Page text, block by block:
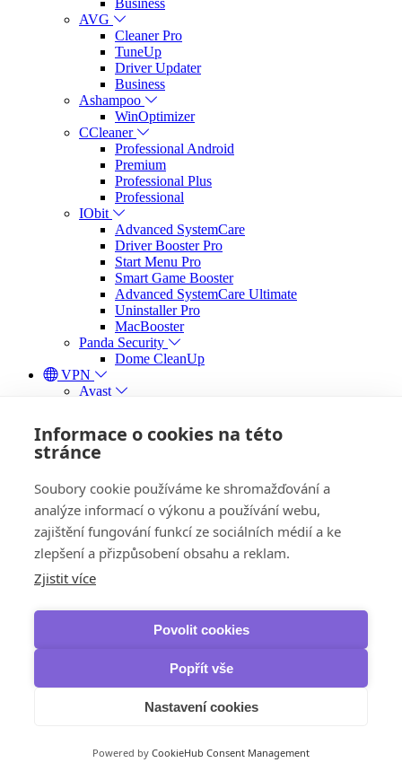
AVG
Cleaner Pro
TuneUp
Driver Updater
Business
Ashampoo
WinOptimizer
CCleaner
Professional Android
Premium
Professional Plus
Professional
IObit
Advanced SystemCare
Driver Booster Pro
Start Menu Pro
Smart Game Booster
Advanced SystemCare Ultimate
Uninstaller Pro
MacBooster
Panda Security
Dome CleanUp
VPN
Avast
AVG
Premium VPN
F-Secure
Freedome VPN
VPN
Kaspersky
McAfee
VPN Plus
Dome VPN
iTop VPN & iTop Private Browser
Zálohování, obnova dat a vypalování
Informace o cookies na této
stránce
Soubory cookie používáme ke shromažďování a
analýze informací o výkonu a používání webu,
zajištění fungování funkcí ze sociálních médií a ke
zlepšení a přizpůsobení obsahu a reklam.
Zjistit více
Povolit cookies
Popřít vše
Nastavení cookies
Powered by CookieHub Consent Management